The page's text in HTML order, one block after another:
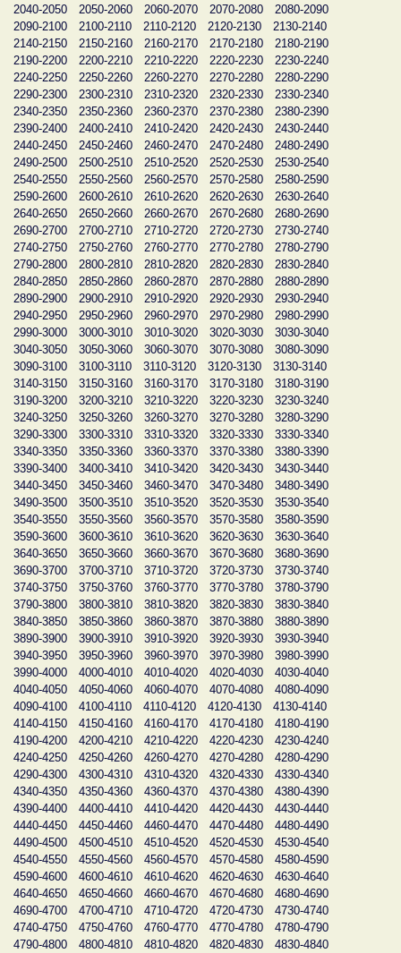
2040-2050
2050-2060 2060-2070 2070-2080
2080-2090
2090-2100
2100-2110 2110-2120 2120-2130
2130-2140
2140-2150
2150-2160 2160-2170 2170-2180
2180-2190
2190-2200
2200-2210 2210-2220 2220-2230
2230-2240
2240-2250
2250-2260 2260-2270 2270-2280
2280-2290
2290-2300
2300-2310 2310-2320 2320-2330
2330-2340
2340-2350
2350-2360 2360-2370 2370-2380
2380-2390
2390-2400
2400-2410 2410-2420 2420-2430
2430-2440
2440-2450
2450-2460 2460-2470 2470-2480
2480-2490
2490-2500
2500-2510 2510-2520 2520-2530
2530-2540
2540-2550
2550-2560 2560-2570 2570-2580
2580-2590
2590-2600
2600-2610 2610-2620 2620-2630
2630-2640
2640-2650
2650-2660 2660-2670 2670-2680
2680-2690
2690-2700
2700-2710 2710-2720 2720-2730
2730-2740
2740-2750
2750-2760 2760-2770 2770-2780
2780-2790
2790-2800
2800-2810 2810-2820 2820-2830
2830-2840
2840-2850
2850-2860 2860-2870 2870-2880
2880-2890
2890-2900
2900-2910 2910-2920 2920-2930
2930-2940
2940-2950
2950-2960 2960-2970 2970-2980
2980-2990
2990-3000
3000-3010 3010-3020 3020-3030
3030-3040
3040-3050
3050-3060 3060-3070 3070-3080
3080-3090
3090-3100
3100-3110 3110-3120 3120-3130
3130-3140
3140-3150
3150-3160 3160-3170 3170-3180
3180-3190
3190-3200
3200-3210 3210-3220 3220-3230
3230-3240
3240-3250
3250-3260 3260-3270 3270-3280
3280-3290
3290-3300
3300-3310 3310-3320 3320-3330
3330-3340
3340-3350
3350-3360 3360-3370 3370-3380
3380-3390
3390-3400
3400-3410 3410-3420 3420-3430
3430-3440
3440-3450
3450-3460 3460-3470 3470-3480
3480-3490
3490-3500
3500-3510 3510-3520 3520-3530
3530-3540
3540-3550
3550-3560 3560-3570 3570-3580
3580-3590
3590-3600
3600-3610 3610-3620 3620-3630
3630-3640
3640-3650
3650-3660 3660-3670 3670-3680
3680-3690
3690-3700
3700-3710 3710-3720 3720-3730
3730-3740
3740-3750
3750-3760 3760-3770 3770-3780
3780-3790
3790-3800
3800-3810 3810-3820 3820-3830
3830-3840
3840-3850
3850-3860 3860-3870 3870-3880
3880-3890
3890-3900
3900-3910 3910-3920 3920-3930
3930-3940
3940-3950
3950-3960 3960-3970 3970-3980
3980-3990
3990-4000
4000-4010 4010-4020 4020-4030
4030-4040
4040-4050
4050-4060 4060-4070 4070-4080
4080-4090
4090-4100
4100-4110 4110-4120 4120-4130
4130-4140
4140-4150
4150-4160 4160-4170 4170-4180
4180-4190
4190-4200
4200-4210 4210-4220 4220-4230
4230-4240
4240-4250
4250-4260 4260-4270 4270-4280
4280-4290
4290-4300
4300-4310 4310-4320 4320-4330
4330-4340
4340-4350
4350-4360 4360-4370 4370-4380
4380-4390
4390-4400
4400-4410 4410-4420 4420-4430
4430-4440
4440-4450
4450-4460 4460-4470 4470-4480
4480-4490
4490-4500
4500-4510 4510-4520 4520-4530
4530-4540
4540-4550
4550-4560 4560-4570 4570-4580
4580-4590
4590-4600
4600-4610 4610-4620 4620-4630
4630-4640
4640-4650
4650-4660 4660-4670 4670-4680
4680-4690
4690-4700
4700-4710 4710-4720 4720-4730
4730-4740
4740-4750
4750-4760 4760-4770 4770-4780
4780-4790
4790-4800
4800-4810 4810-4820 4820-4830
4830-4840